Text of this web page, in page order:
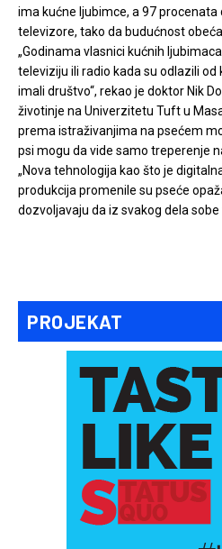
PROJEKAT
ima kućne ljubimce, a 97
televizore, tako da budućnost
„Godinama vlasnici kućnih
televiziju ili radio kada su odlazili od
imali društvo“, rekao je doktor Nik
životinje na Univerzitetu Tuft u
prema istraživanjima na psećem
psi mogu da vide samo treperenje
„Nova tehnologija kao što je
produkcija promenile su pseće
dozvoljavaju da iz svakog dela sobe